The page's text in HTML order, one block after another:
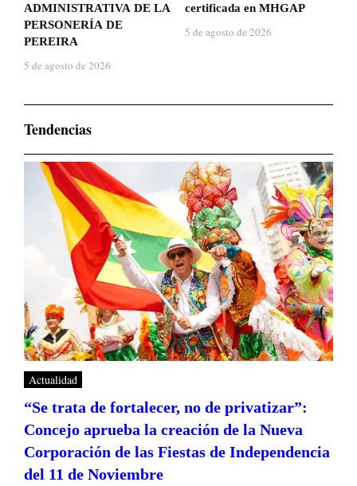
ADMINISTRATIVA DE LA
PERSONERÍA DE
PEREIRA
5 de agosto de 2026
certificada en MHGAP
5 de agosto de 2026
Tendencias
Actualidad
“Se trata de fortalecer, no de privatizar”:
Concejo aprueba la creación de la Nueva
Corporación de las Fiestas de Independencia
del 11 de Noviembre